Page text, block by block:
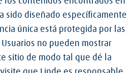
sido diseñado específicamente
única está protegida por las
Usuarios no pueden mostrar
sitio de modo tal que dé la